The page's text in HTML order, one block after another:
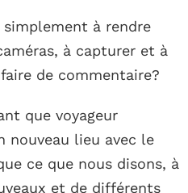
à rendre
à capturer et à
de commentaire?
que voyageur
lieu avec le
ce que nous disons, à
et de différents